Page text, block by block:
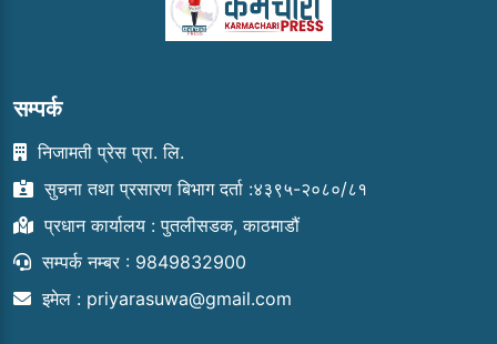
सम्पर्क
निजामती प्रेस प्रा. लि.
सुचना तथा प्रसारण बिभाग दर्ता :४३९५-२०८०/८१
प्रधान कार्यालय : पुतलीसडक, काठमाडौं
सम्पर्क नम्बर : 9849832900
इमेल : priyarasuwa@gmail.com